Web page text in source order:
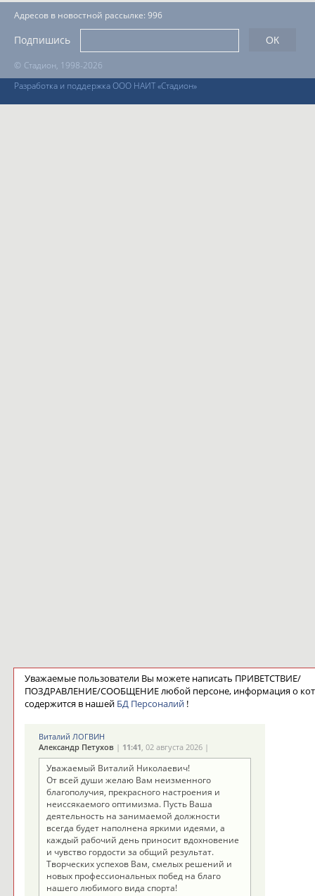
© Стадион, 1998-2026
Разработка и поддержка ООО НАИТ «Стадион»
Адресов в новостной рассылке: 996
Подпишись
Уважаемые пользователи Вы можете написать ПРИВЕТСТВИЕ/
ПОЗДРАВЛЕНИЕ/СООБЩЕНИЕ любой персоне, информация о
содержится в нашей БД Персоналий!
Виталий ЛОГВИН
Александр Петухов| 11:41, 02 августа 2026 |
Уважаемый Виталий Николаевич!
От всей души желаю Вам неизменного
благополучия, прекрасного настроения и
неиссякаемого оптимизма. Пусть Ваша
деятельность на занимаемой должности
всегда будет наполнена яркими идеями, а
каждый рабочий день приносит вдохновение
и чувство гордости за общий результат.
Творческих успехов Вам, смелых решений и
новых профессиональных побед на благо
нашего любимого вида спорта!